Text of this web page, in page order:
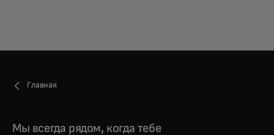
Главная
Мы всегда рядом, когда тебе